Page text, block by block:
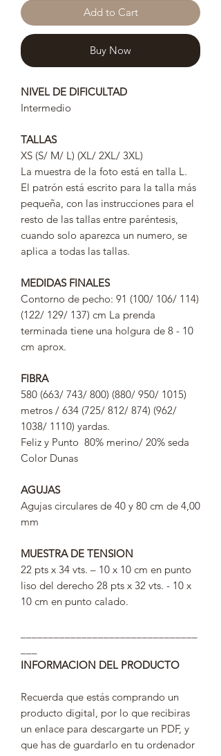
Add to Cart
Buy Now
NIVEL DE DIFICULTAD
Intermedio
TALLAS
XS (S/ M/ L) (XL/ 2XL/ 3XL)
La muestra de la foto está en talla L.
El patrón está escrito para la talla más
pequeña, con las instrucciones para el
resto de las tallas entre paréntesis,
cuando solo aparezca un numero, se
aplica a todas las tallas.
MEDIDAS FINALES
Contorno de pecho: 91 (100/ 106/ 114)
(122/ 129/ 137) cm La prenda
terminada tiene una holgura de 8 - 10
cm aprox.
FIBRA
580 (663/ 743/ 800) (880/ 950/ 1015)
metros / 634 (725/ 812/ 874) (962/
1038/ 1110) yardas.
Feliz y Punto 80% merino/ 20% seda
Color Dunas
AGUJAS
Agujas circulares de 40 y 80 cm de 4,00
mm
MUESTRA DE TENSION
22 pts x 34 vts. – 10 x 10 cm en punto
liso del derecho 28 pts x 32 vts. - 10 x
10 cm en punto calado.
INFORMACION DEL PRODUCTO
Recuerda que estás comprando un
producto digital, por lo que recibiras
un enlace para descargarte un PDF, y
que has de guardarlo en tu ordenador